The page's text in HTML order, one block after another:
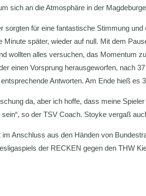
sich an die Atmosphäre in der
sorgten für eine fantastische Stimmung
Minute später, wieder auf null. Mit dem
wollten alles versuchen, das Momentum
einen Vorsprung herausgeworfen, nach
Antworten. Am Ende hieß es
da, aber ich hoffe, dass meine
so der TSV Coach. Stoyke vergaß
Anschluss aus den Händen von
der RECKEN gegen den THW